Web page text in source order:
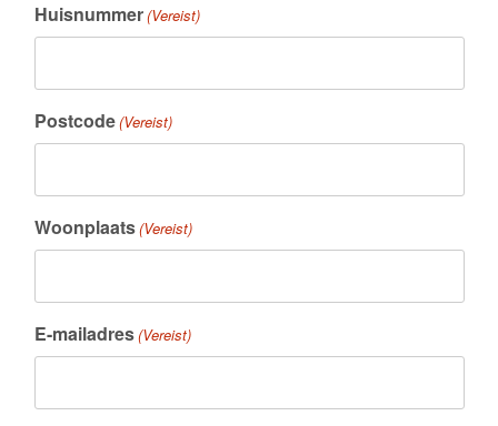
Huisnummer(Vereist)
Postcode(Vereist)
Woonplaats(Vereist)
E-mailadres(Vereist)